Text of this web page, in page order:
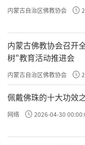
内蒙古自治区佛教协会
内蒙古佛教协会召开
树"教育活动推进会
内蒙古自治区佛教协会
佩戴佛珠的十大功效
网络 2026-04-30